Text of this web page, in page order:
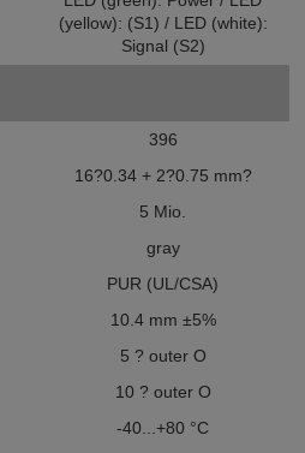
(yellow): (S1) / LED (white):
Signal (S2)
396
16?0.34 + 2?0.75 mm?
5 Mio.
gray
PUR (UL/CSA)
10.4 mm ±5%
5 ? outer O
10 ? outer O
-40...+80 °C